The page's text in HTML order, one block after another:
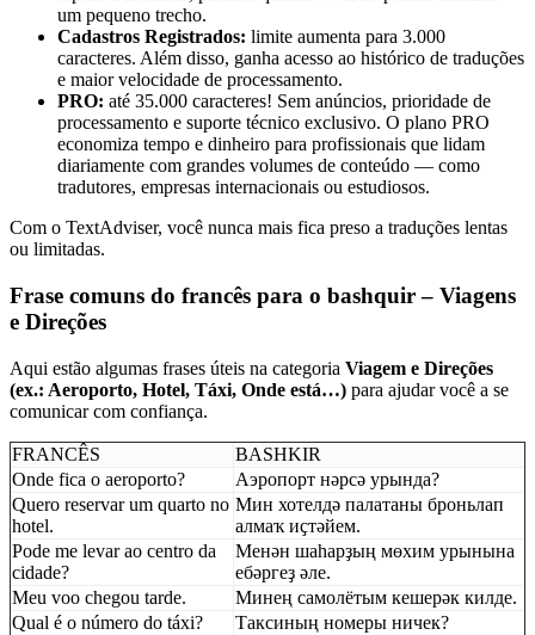
um pequeno trecho.
Cadastros Registrados: limite aumenta para 3.000
caracteres. Além disso, ganha acesso ao histórico de traduções
e maior velocidade de processamento.
PRO: até 35.000 caracteres! Sem anúncios, prioridade de
processamento e suporte técnico exclusivo. O plano PRO
economiza tempo e dinheiro para profissionais que lidam
diariamente com grandes volumes de conteúdo — como
tradutores, empresas internacionais ou estudiosos.
Com o TextAdviser, você nunca mais fica preso a traduções lentas
ou limitadas.
Frase comuns do francês para o bashquir – Viagens
e Direções
Aqui estão algumas frases úteis na categoria Viagem e Direções
(ex.: Aeroporto, Hotel, Táxi, Onde está…) para ajudar você a se
comunicar com confiança.
FRANCÊS
BASHKIR
Onde fica o aeroporto?
Аэропорт нәрсә урында?
Quero reservar um quarto no
hotel.
Мин хотелдә палатаны броньлап
алмаҡ иҫтәйем.
Pode me levar ao centro da
cidade?
Менән шаһарҙың мөхим урынына
ебәргеҙ әле.
Meu voo chegou tarde.
Минең самолётым кешерәк килде.
Qual é o número do táxi?
Таксиның номеры ничек?